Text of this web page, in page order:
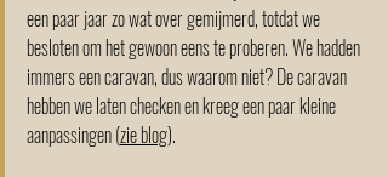
een paar jaar zo wat over gemijmerd, totdat we
besloten om het gewoon eens te proberen. We hadden
immers een caravan, dus waarom niet? De caravan
hebben we laten checken en kreeg een paar kleine
aanpassingen (zie blog).